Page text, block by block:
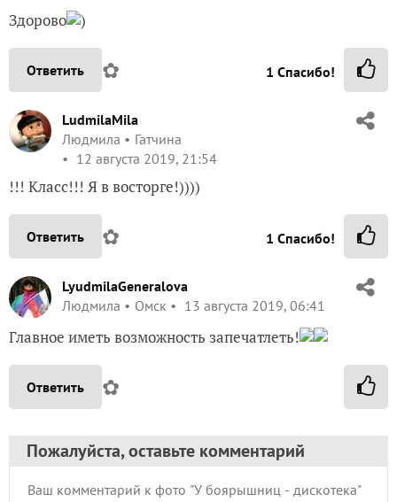
Здорово )
Ответить ✿ 1 Спасибо!
LudmilaMila
Людмила
Гатчина
12 августа 2019, 21:54
!!! Класс!!! Я в восторге!))))
Ответить ✿ 1 Спасибо!
LyudmilaGeneralova
Людмила
Омск 13 августа 2019, 06:41
Главное иметь возможность запечатлеть!
Ответить ✿
Пожалуйста, оставьте комментарий